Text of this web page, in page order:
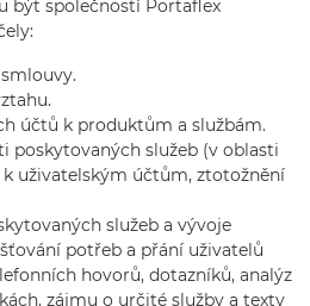
být společností Portaflex
účtů k produktům a službám.
poskytovaných služeb (v oblasti
uživatelským účtům, ztotožnění
služeb a vývoje
potřeb a přání uživatelů
hovorů, dotazníků, analýz
zájmu o určité služby a texty